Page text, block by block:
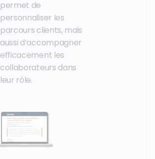
permet de
personnaliser les
parcours clients, mais
aussi d’accompagner
efficacement les
collaborateurs dans
leur rôle.